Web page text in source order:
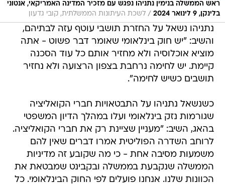
ראש הממשלה בנימין נתניהו נפגש עם מזכיר המדינה האמריקאי, אנטוני
בלינקן, 9 לינואר 2024
/ לשכת העיתונות הממשלתית, קובי גדעון
נתניהו נשאל על החזרת תושבי עוטף עזה לבתיהם,
והשיב: "יש חוק בינלאומי שאומר דבר פשוט - אתה
מוציא אוכלוסיה ולא מחזיר אותם כל עוד הסכנה
קיימת. יש לחימה נרחבת בצפון הרצועה ולא נחזיר
תושבים כשיש לחימה".
כשנשאל נתניהו על התבטאויות חברי הקואליציה
שגורמות נזק בינלאומי ועלו במהלך הדיון המשפטי
בהאג, השיב: "מעניין שציינת רק את חברי הקואליציה.
לרוחב השדרה הפוליטית אמרו דברים שאין להם
משמעות מסיבה אחת - כי מה שקובע זה מדיניות
הממשלה שנקבעת בממשלה ובקבינט שמבטאת את
הכוונות שלנו. אנחנו פועלים לפי החוק הבינלאומי. כל